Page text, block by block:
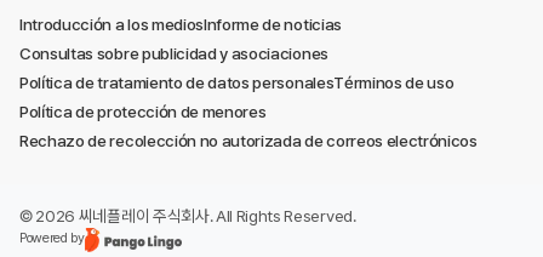
Introducción a los mediosInforme de noticias
Consultas sobre publicidad y asociaciones
Política de tratamiento de datos personalesTérminos de uso
Política de protección de menores
Rechazo de recolección no autorizada de correos electrónicos
© 2026 씨네플레이 주식회사. All Rights Reserved.
Powered by